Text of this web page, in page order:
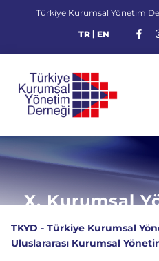
Türkiye Kurumsal Yönetim
TR| EN
X. Kurumsal
TKYD - Türkiye Kurumsal
Uluslararası Kurumsal